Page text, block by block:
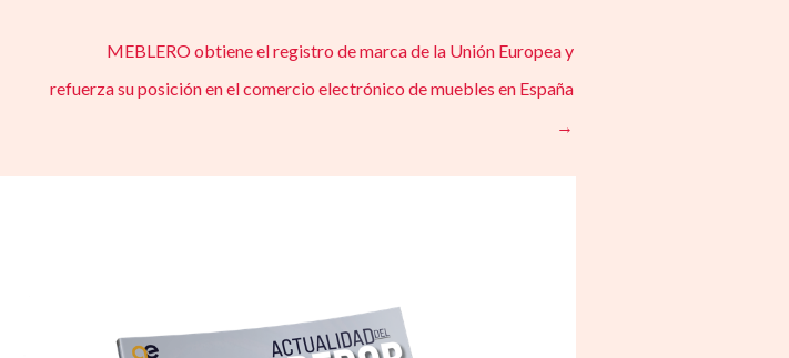
MEBLERO obtiene el registro de marca de la Unión Europea y
refuerza su posición en el comercio electrónico de muebles en España
→